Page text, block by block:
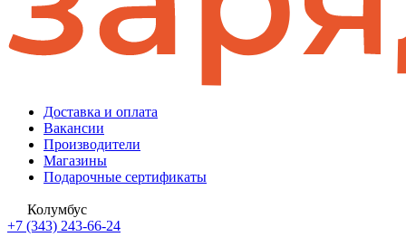
Доставка и оплата
Вакансии
Производители
Магазины
Подарочные сертификаты
Колумбус
+7 (343) 243-66-24